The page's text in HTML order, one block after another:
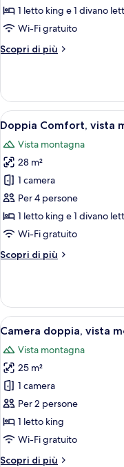
Superior,
vista
montagna
1 letto king e 1 divano
Wi-Fi gratuito
Scopri di più
Altri
Superior,
vista
montagna
Apri
tutte
le
foto
per
Doppia
Comfort,
vista
montagna
6
Doppia Comfort, vista
Vista montagna
28 m²
1 camera
Per 4 persone
1 letto king e 1 divano
Wi-Fi gratuito
Scopri di più
Altri
Comfort,
vista
montagna
Apri
tutte
le
foto
per
Camera
doppia,
vista
montagna
8
Camera doppia, vista
Vista montagna
25 m²
1 camera
Per 2 persone
1 letto king
Wi-Fi gratuito
Scopri di più
Altri